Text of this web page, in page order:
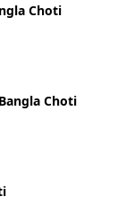
Choti
- Bangla Choti